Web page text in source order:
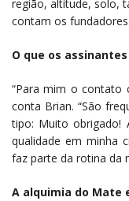
região, altitude, solo,
contam os fundadores.
O que os
“Para mim o contato
conta Brian. “São
tipo: Muito obrigado!
qualidade em minha
faz parte da rotina da
A alquimia do Mate